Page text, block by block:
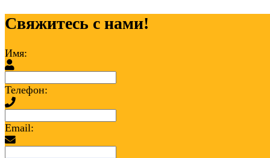
Свяжитесь с нами!
Имя:
Телефон:
Email: